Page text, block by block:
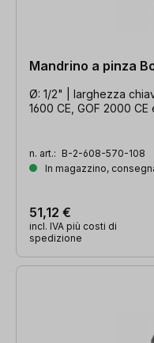
Mandrino a pinza
Ø: 1/2" | larghezza
1600 CE, GOF 2000 CE
n. art.: B-2-608-570-108
In magazzino,
51,12 €
incl. IVA più costi di
spedizione